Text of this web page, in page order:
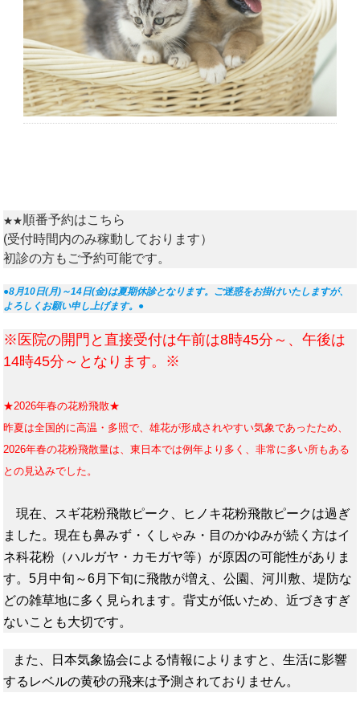
★★順番予約はこちら
(受付時間内のみ稼動しております）
初診の方もご予約可能です。
●8月10日(月)～14日(金)は夏期休診となります。ご迷惑をお掛けいたしますが、
よろしくお願い申し上げます。●
※医院の開門と直接受付は午前は8時45分～、午後は
14時45分～となります。※
★2026年春の花粉飛散★
昨夏は全国的に高温・多照で、雄花が形成されやすい気象であったため、
2026年春の花粉飛散量は、東日本では例年より多く、非常に多い所もある
との見込みでした。
現在、スギ花粉飛散ピーク、ヒノキ花粉飛散ピークは過ぎ
ました。現在も鼻みず・くしゃみ・目のかゆみが続く方はイ
ネ科花粉（ハルガヤ・カモガヤ等）が原因の可能性がありま
す。5月中旬～6月下旬に飛散が増え、公園、河川敷、堤防な
どの雑草地に多く見られます。背丈が低いため、近づきすぎ
ないことも大切です。
また、日本気象協会による情報によりますと、生活に影響
するレベルの黄砂の飛来は予測されておりません。